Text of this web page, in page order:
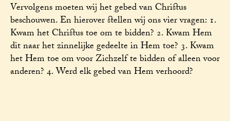
Vervolgens moeten wij het gebed van Christus
beschouwen. En hierover stellen wij ons vier vragen: 1.
Kwam het Christus toe om te bidden? 2. Kwam Hem
dit naar het zinnelijke gedeelte in Hem toe? 3. Kwam
het Hem toe om voor Zichzelf te bidden of alleen voor
anderen? 4. Werd elk gebed van Hem verhoord?